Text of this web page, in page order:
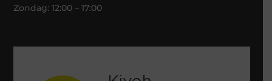
Zondag: 12:00 – 17:00